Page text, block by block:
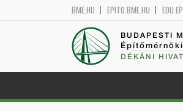
BME.HU EPITO.BME.HU
BUDAPESTI
DÉKÁNI